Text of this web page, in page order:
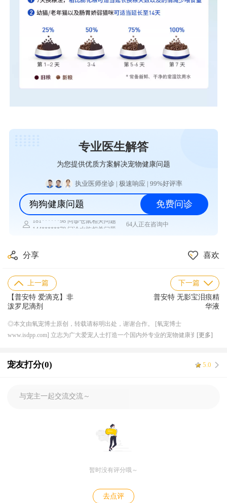
专业医生解答
为您提供优质方案解决宠物健康问题
执业医师坐诊 | 极速响应 | 99%好评率
狗狗健康问题 免费问诊
181******98 问诊仓鼠相关问题
178******51 问诊猫咪相关问题
178******19 问诊狗狗相关问题
176******83 问诊兔子相关问题
187******41 问诊乌龟相关问题
64人正在咨询中
分享 喜欢
上一篇
【普安特 爱滴克】非
泼罗尼滴剂
下一篇
普安特 无影宝泪痕精
华液
◎本文由氧宠博士原创，转载请标明出处，谢谢合作。 [氧宠博士
www.isdpp.com] 立志为广大爱宠人士打造一个国内外专业的宠物健康资讯平
优势，提供一体化服务，解决宠物健康需求。
[更多]
宠友打分(0) 5.0
与宠主一起交流交流～
暂时没有评分哦～
去点评